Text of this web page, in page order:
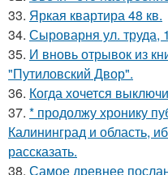
33. Яркая квартира 48 кв.
34. Сыроварня ул. труда,
35. И вновь отрывок из
"Путиловский Двор".
36. Когда хочется
37. * продолжу хронику
Калининград и область,
рассказать.
38. Самое древнее